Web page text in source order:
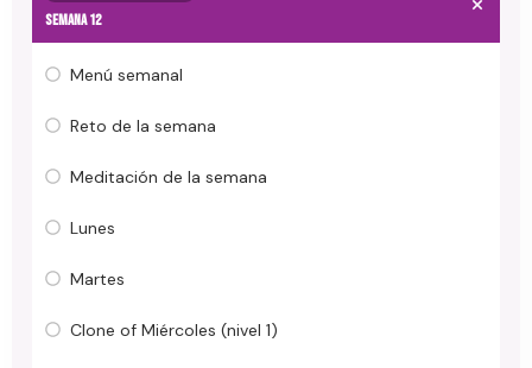
Semana 12
Menú semanal
Reto de la semana
Meditación de la semana
Lunes
Martes
Clone of Miércoles (nivel 1)